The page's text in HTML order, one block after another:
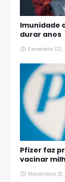
Imunidade
durar anos
Fevereiro 02,
Pfizer faz
vacinar
Novembro